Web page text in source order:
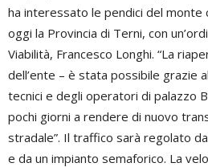
ha interessato le pendici del monte
oggi la Provincia di Terni, con
Viabilità, Francesco Longhi. “La
dell’ente – è stata possibile grazie
tecnici e degli operatori di palazzo
pochi giorni a rendere di nuovo
stradale”. Il traffico sarà regolato
e da un impianto semaforico. La